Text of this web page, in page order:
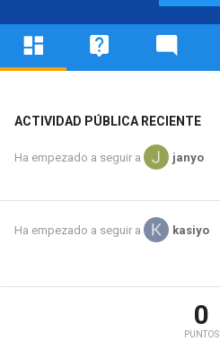
ACTIVIDAD PÚBLICA RECIENTE
Ha empezado a seguir a janyo
Ha empezado a seguir a kasiyo
0
PUNTOS